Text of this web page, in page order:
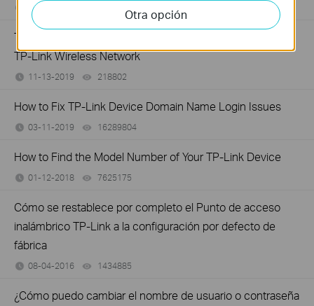
08-04-2016
Troubleshooting a Single Device Not Connecting to Your
TP-Link Wireless Network
11-13-2019 218802
How to Fix TP-Link Device Domain Name Login Issues
03-11-2019 16289804
How to Find the Model Number of Your TP-Link Device
01-12-2018 7625175
Cómo se restablece por completo el Punto de acceso
inalámbrico TP-Link a la configuración por defecto de
fábrica
08-04-2016 1434885
¿Cómo puedo cambiar el nombre de usuario o contraseña
Otra opción